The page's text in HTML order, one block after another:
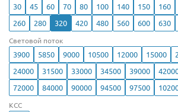
30 45 60 70 80 100 140 150 160
260
280 320 420 480 560 600 630
Световой поток
3900 5850 9000 10500 12000 15000
24000
31500 33000 34500 39000
72000
84000 90000 94500 97500
КСС